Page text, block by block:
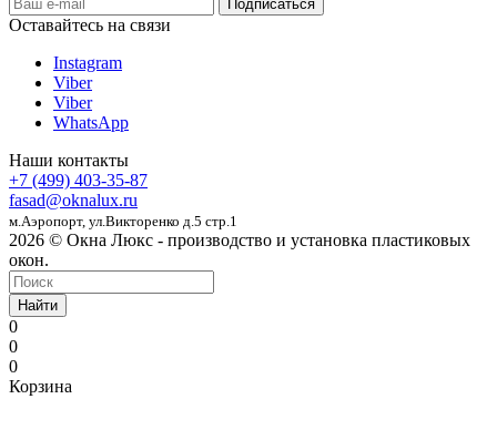
Оставайтесь на связи
Instagram
Viber
Viber
WhatsApp
Наши контакты
+7 (499) 403-35-87
fasad@oknalux.ru
м.Аэропорт, ул.Викторенко д.5 стр.1
2026 © Окна Люкс - производство и установка пластиковых
окон.
Найти
0
0
0
Корзина